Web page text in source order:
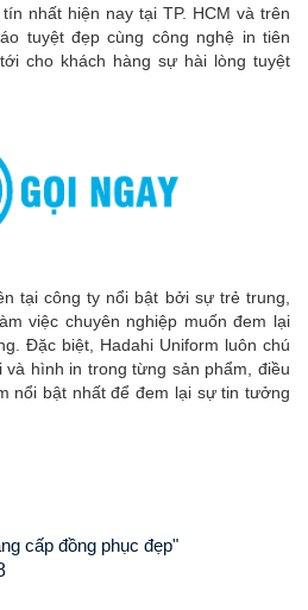
nhất hiện nay tại TP. HCM và trên
tuyệt đẹp cùng công nghệ in tiên
cho khách hàng sự hài lòng tuyệt
tại công ty nổi bật bởi sự trẻ trung,
việc chuyên nghiệp muốn đem lại
Đặc biệt, Hadahi Uniform luôn chú
hình in trong từng sản phẩm, điều
nổi bật nhất để đem lại sự tin tưởng
cấp đồng phục đẹp"